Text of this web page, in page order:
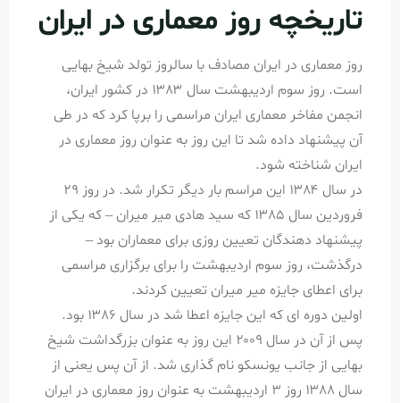
تاریخچه روز معماری در ایران
روز معماری در ایران مصادف با سالروز تولد شیخ بهایی
است. روز سوم اردیبهشت سال ۱۳۸۳ در کشور ایران،
انجمن مفاخر معماری ایران مراسمی را برپا کرد که در طی
آن پیشنهاد داده شد تا این روز به عنوان روز معماری در
ایران شناخته شود.
در سال ۱۳۸۴ این مراسم بار دیگر تکرار شد. در روز ۲۹
فروردین سال ۱۳۸۵ که سید هادی میر میران – که یکی از
پیشنهاد دهندگان تعیین روزی برای معماران بود –
درگذشت، روز سوم اردیبهشت را برای برگزاری مراسمی
برای اعطای جایزه میر میران تعیین کردند.
اولین دوره ای که این جایزه اعطا شد در سال ۱۳۸۶ بود.
پس از آن در سال ۲۰۰۹ این روز به عنوان بزرگداشت شیخ
بهایی از جانب یونسکو نام گذاری شد. از آن پس یعنی از
سال ۱۳۸۸ روز ۳ اردیبهشت به عنوان روز معماری در ایران